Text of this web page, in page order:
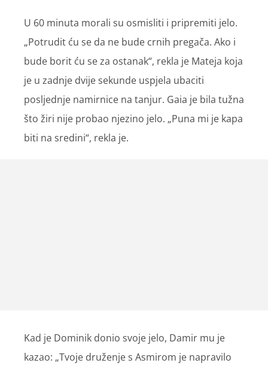
U 60 minuta morali su osmisliti i pripremiti jelo.
„Potrudit ću se da ne bude crnih pregača. Ako i
bude borit ću se za ostanak“, rekla je Mateja koja
je u zadnje dvije sekunde uspjela ubaciti
posljednje namirnice na tanjur. Gaia je bila tužna
što žiri nije probao njezino jelo. „Puna mi je kapa
biti na sredini“, rekla je.
Kad je Dominik donio svoje jelo, Damir mu je
kazao: „Tvoje druženje s Asmirom je napravilo